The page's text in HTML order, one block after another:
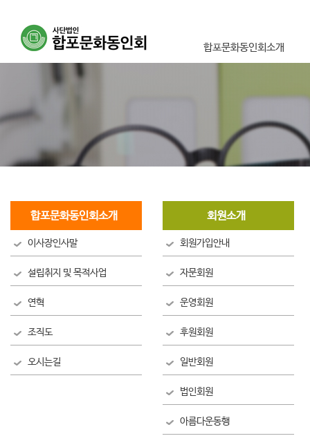
합포문화동인회소개
조직도
오시는길
합포문화동인회소개
이사장인사말
설립취지 및 목적사업
연혁
조직도
오시는길
회원소개
회원가입안내
자문회원
운영회원
후원회원
일반회원
법인회원
아름다운동행